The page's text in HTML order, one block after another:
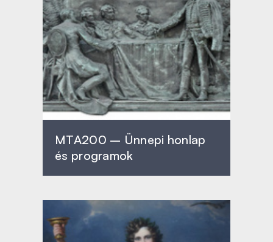
MTA200 – Ünnepi honlap
és programok